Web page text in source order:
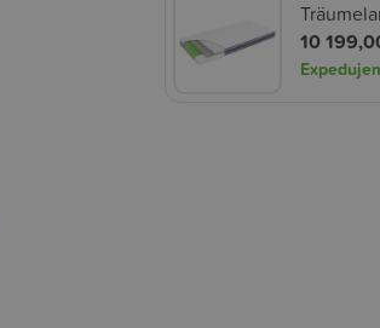
10